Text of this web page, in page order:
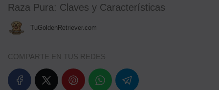
Raza Pura: Claves y Características
TuGoldenRetriever.com
COMPARTE EN TUS REDES